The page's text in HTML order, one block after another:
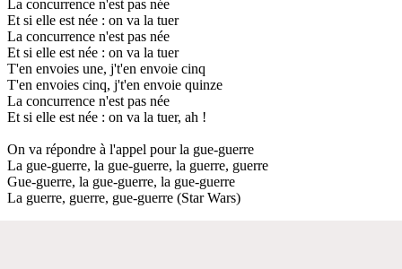
La concurrence n'est pas née
Et si elle est née : on va la tuer
La concurrence n'est pas née
Et si elle est née : on va la tuer
T'en envoies une, j't'en envoie cinq
T'en envoies cinq, j't'en envoie quinze
La concurrence n'est pas née
Et si elle est née : on va la tuer, ah !
On va répondre à l'appel pour la gue-guerre
La gue-guerre, la gue-guerre, la guerre, guerre
Gue-guerre, la gue-guerre, la gue-guerre
La guerre, guerre, gue-guerre (Star Wars)